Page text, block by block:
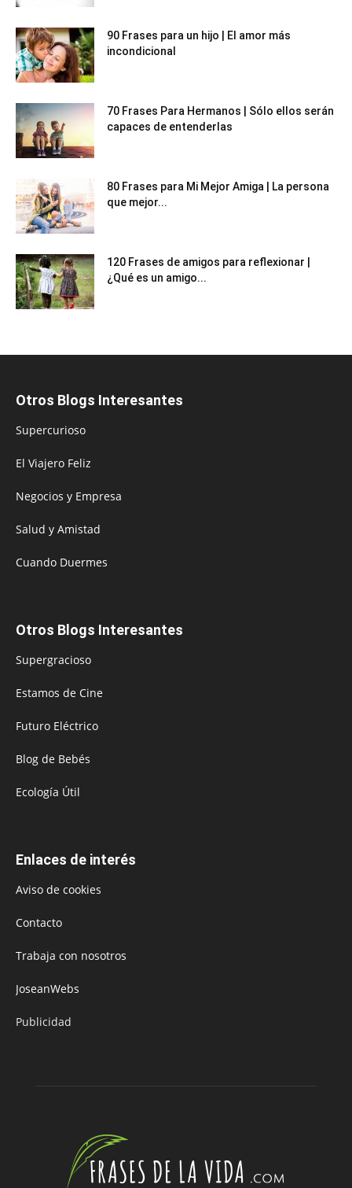
90 Frases para un hijo | El amor más
incondicional
70 Frases Para Hermanos | Sólo ellos serán
capaces de entenderlas
80 Frases para Mi Mejor Amiga | La persona
que mejor...
120 Frases de amigos para reflexionar |
¿Qué es un amigo...
Otros Blogs Interesantes
Supercurioso
El Viajero Feliz
Negocios y Empresa
Salud y Amistad
Cuando Duermes
Otros Blogs Interesantes
Supergracioso
Estamos de Cine
Futuro Eléctrico
Blog de Bebés
Ecología Útil
Enlaces de interés
Aviso de cookies
Contacto
Trabaja con nosotros
JoseanWebs
Publicidad